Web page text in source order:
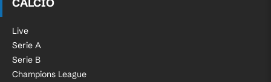
Live
Serie A
Serie B
Champions League